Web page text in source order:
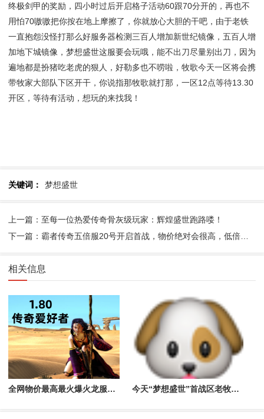
终极剑甲的奖励，四小时过后开启格子活动60跟70分开的，再也不
用怕70嗷嗷把你按在地上摩擦了，你就放心大胆的干吧，由于老铁
一直抱怨没怪打那么好服务器检测三百人增加新世纪镜像，五百人增
加地下城镜像，梦想盛世这服要会玩哦，能不出刀尽量别出刀，因为
遍地都是扮猪吃老虎的狠人，好勒多也不唠啦，牧歌今天一区将会携
带牧家大部队下区开干，你说指那牧歌就打那，一区12点等待13.30
开区，等待有活动，想玩的来找我！
关键词： 梦想盛世
上一篇：至每一位热爱传奇骨灰级玩家：辉煌盛世跑路喽！
下一篇：霸者传奇五倍服20号开启首战，物价绝对会很高，低倍老铁都叫我去凑凑热闹那就去呗
相关信息
全网物价最高最火爆火龙服居然是“梦想盛世”？ 今天“梦想盛世”首战区老牧也去凑凑热闹